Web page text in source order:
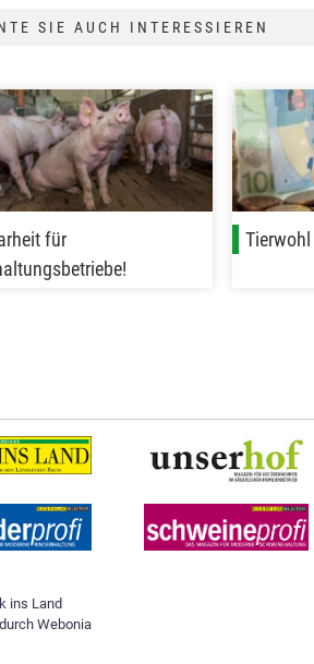
SIE AUCH INTERESSIEREN
für
ins Land
Webonia